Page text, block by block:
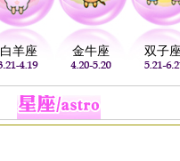
白羊座 金牛座 双子座